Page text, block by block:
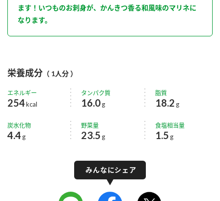
ます！いつものお刺身が、かんきつ香る和風味のマリネに
なります。
栄養成分 （ 1人分 ）
エネルギー
254kcal
タンパク質
16.0g
脂質
18.2 g
炭水化物
4.4 g
野菜量
23.5 g
食塩相当量
1.5 g